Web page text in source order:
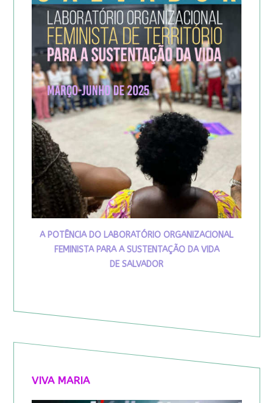
A POTÊNCIA DO LABORATÓRIO ORGANIZACIONAL
FEMINISTA PARA A SUSTENTAÇÃO DA VIDA
DE SALVADOR
VIVA MARIA